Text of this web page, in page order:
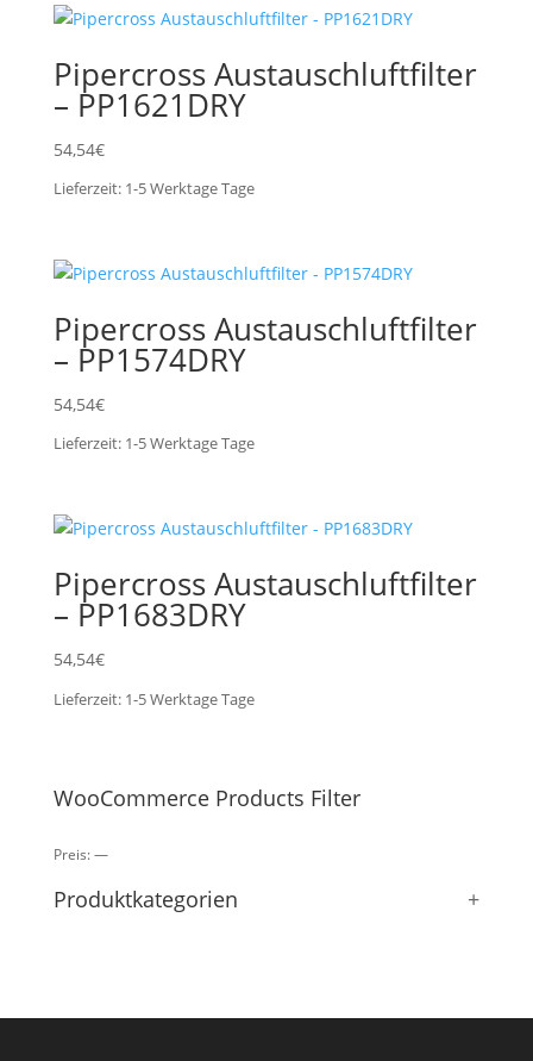
Pipercross Austauschluftfilter
– PP1621DRY
54,54€
Lieferzeit: 1-5 WerktageTage
Pipercross Austauschluftfilter
– PP1574DRY
54,54€
Lieferzeit: 1-5 WerktageTage
Pipercross Austauschluftfilter
– PP1683DRY
54,54€
Lieferzeit: 1-5 WerktageTage
WooCommerce Products Filter
Preis:—
Produktkategorien +